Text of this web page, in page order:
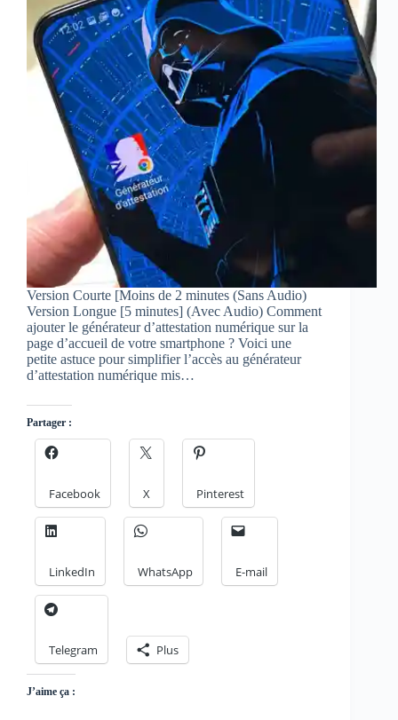
Version Courte [Moins de 2 minutes (Sans Audio)
Version Longue [5 minutes] (Avec Audio) Comment
ajouter le générateur d’attestation numérique sur la
page d’accueil de votre smartphone ? Voici une
petite astuce pour simplifier l’accès au générateur
d’attestation numérique mis…
Partager :
Facebook X Pinterest
LinkedIn WhatsApp E-mail
Telegram Plus
J’aime ça :